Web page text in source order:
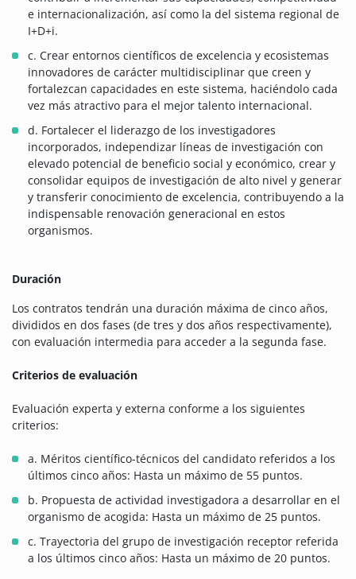
e internacionalización, así como la del sistema regional de
I+D+i.
c. Crear entornos científicos de excelencia y ecosistemas
innovadores de carácter multidisciplinar que creen y
fortalezcan capacidades en este sistema, haciéndolo cada
vez más atractivo para el mejor talento internacional.
d. Fortalecer el liderazgo de los investigadores
incorporados, independizar líneas de investigación con
elevado potencial de beneficio social y económico, crear y
consolidar equipos de investigación de alto nivel y generar
y transferir conocimiento de excelencia, contribuyendo a la
indispensable renovación generacional en estos
organismos.
Duración
Los contratos tendrán una duración máxima de cinco años,
divididos en dos fases (de tres y dos años respectivamente),
con evaluación intermedia para acceder a la segunda fase.
Criterios de evaluación
Evaluación experta y externa conforme a los siguientes
criterios:
a. Méritos científico-técnicos del candidato referidos a los
últimos cinco años: Hasta un máximo de 55 puntos.
b. Propuesta de actividad investigadora a desarrollar en el
organismo de acogida: Hasta un máximo de 25 puntos.
c. Trayectoria del grupo de investigación receptor referida
a los últimos cinco años: Hasta un máximo de 20 puntos.